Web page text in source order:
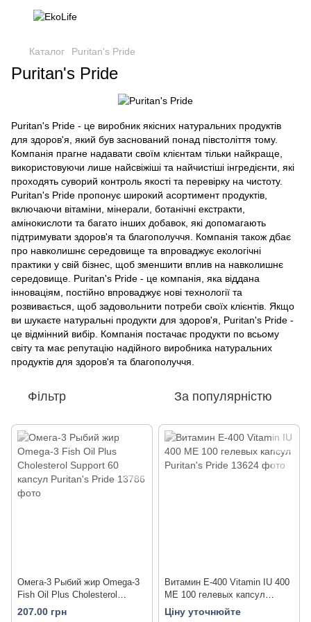
Каталог Puritan's Pride
Puritan's Pride
Puritan's Pride - це виробник якісних натуральних продуктів
для здоров'я, який був заснований понад півстоліття тому.
Компанія прагне надавати своїм клієнтам тільки найкраще,
використовуючи лише найсвіжіші та найчистіші інгредієнти, які
проходять суворий контроль якості та перевірку на чистоту.
Puritan's Pride пропонує широкий асортимент продуктів,
включаючи вітаміни, мінерали, ботанічні екстракти,
амінокислоти та багато інших добавок, які допомагають
підтримувати здоров'я та благополуччя. Компанія також дбає
про навколишнє середовище та впроваджує екологічні
практики у свій бізнес, щоб зменшити вплив на навколишнє
середовище. Puritan's Pride - це компанія, яка віддана
інноваціям, постійно впроваджує нові технології та
розвивається, щоб задовольнити потреби своїх клієнтів. Якщо
ви шукаєте натуральні продукти для здоров'я, Puritan's Pride -
це відмінний вибір. Компанія постачає продукти по всьому
світу та має репутацію надійного виробника натуральних
продуктів для здоров'я та благополуччя.
Фільтр За популярністю
Омега-3 Рыбий жир Omega-3
Fish Oil Plus Cholesterol
Support 60 капсул Puritan's
207.00 грн
Витамин Е-400 Vitamin IU 400
МЕ 100 гелевых капсул
Puritan's Pride
Ціну уточнюйте